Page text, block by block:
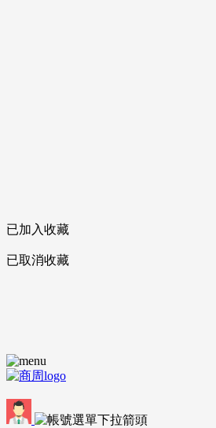
已加入收藏
已取消收藏